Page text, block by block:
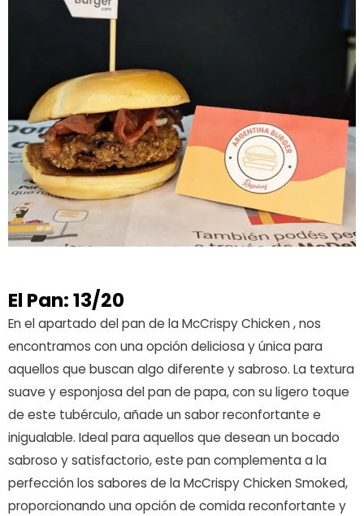
El Pan: 13/20
En el apartado del pan de la McCrispy Chicken , nos
encontramos con una opción deliciosa y única para
aquellos que buscan algo diferente y sabroso. La textura
suave y esponjosa del pan de papa, con su ligero toque
de este tubérculo, añade un sabor reconfortante e
inigualable. Ideal para aquellos que desean un bocado
sabroso y satisfactorio, este pan complementa a la
perfección los sabores de la McCrispy Chicken Smoked,
proporcionando una opción de comida reconfortante y